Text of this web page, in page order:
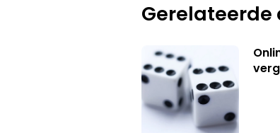
Gerelateerde